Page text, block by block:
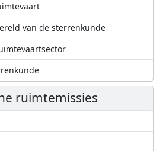
van de sterrenkunde
ruimtemissies